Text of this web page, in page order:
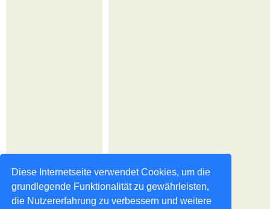
Diese Internetseite verwendet Cookies, um die
grundlegende Funktionalität zu gewährleisten,
die Nutzererfahrung zu verbessern und weitere